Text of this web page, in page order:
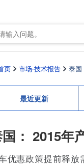
页 市场·技术报告 泰国
最近更新
： 2015年
优惠政策提前释